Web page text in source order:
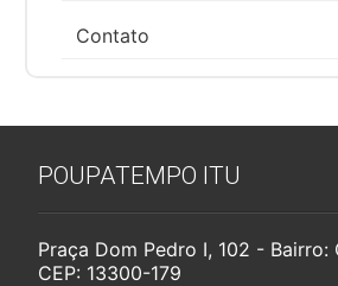
Contato
POUPATEMPO ITU
Praça Dom Pedro I, 102 -
CEP: 13300-179